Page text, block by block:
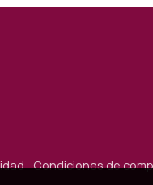
Condiciones de